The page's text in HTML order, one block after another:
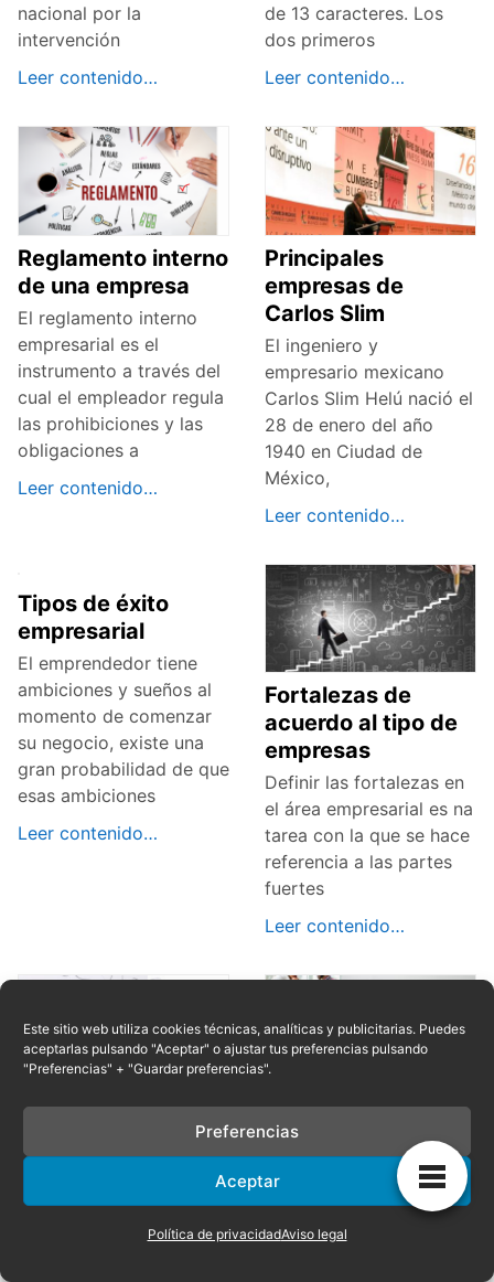
Este sitio web utiliza cookies técnicas, analíticas y publicitarias. Puedes
aceptarlas pulsando "Aceptar" o ajustar tus preferencias pulsando
"Preferencias" + "Guardar preferencias".
Aceptar
Preferencias
Política de privacidadAviso legal
nacional por la
intervención
Leer contenido…
de 13 caracteres. Los
dos primeros
Leer contenido…
Reglamento interno
de una empresa
El reglamento interno
empresarial es el
instrumento a través del
cual el empleador regula
las prohibiciones y las
obligaciones a
Leer contenido…
Principales
empresas de
Carlos Slim
El ingeniero y
empresario mexicano
Carlos Slim Helú nació el
28 de enero del año
1940 en Ciudad de
México,
Leer contenido…
Tipos de éxito
empresarial
El emprendedor tiene
ambiciones y sueños al
momento de comenzar
su negocio, existe una
gran probabilidad de que
esas ambiciones
Leer contenido…
Fortalezas de
acuerdo al tipo de
empresas
Definir las fortalezas en
el área empresarial es na
tarea con la que se hace
referencia a las partes
fuertes
Leer contenido…
Factores que
competitividad
competitividad a la
Elementos de una
empresa
Para la producción de un
servicio o de un bien se
necesita usar distintos
elementos como las